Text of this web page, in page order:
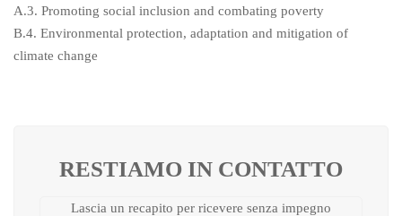
A.3. Promoting social inclusion and combating poverty
B.4. Environmental protection, adaptation and mitigation of
climate change
RESTIAMO IN CONTATTO
Lascia un recapito per ricevere senza impegno